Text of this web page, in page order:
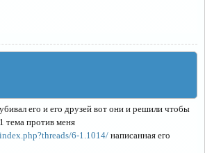
его и его друзей вот они и решили чтобы
тема против меня
6-1.1014/ написанная его